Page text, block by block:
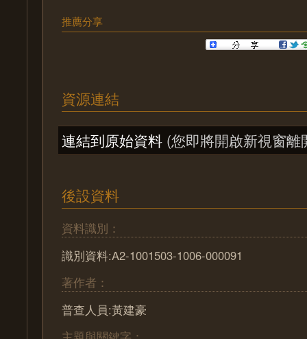
推薦分享
資源連結
連結到原始資料 (您即將開啟新視窗離
後設資料
資料識別：
識別資料:A2-1001503-1006-000091
著作者：
普查人員:黃建豪